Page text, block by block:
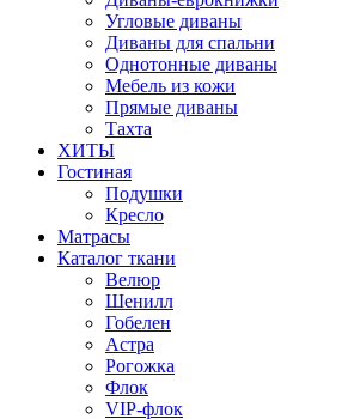
Угловые диваны
Диваны для спальни
Однотонные диваны
Мебель из кожи
Прямые диваны
Тахта
ХИТЫ
Гостиная
Подушки
Кресло
Матрасы
Каталог ткани
Велюр
Шенилл
Гобелен
Астра
Рогожка
Флок
VIP-флок